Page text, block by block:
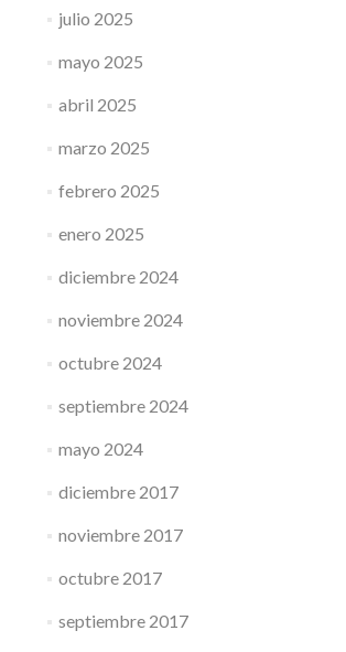
julio 2025
mayo 2025
abril 2025
marzo 2025
febrero 2025
enero 2025
diciembre 2024
noviembre 2024
octubre 2024
septiembre 2024
mayo 2024
diciembre 2017
noviembre 2017
octubre 2017
septiembre 2017